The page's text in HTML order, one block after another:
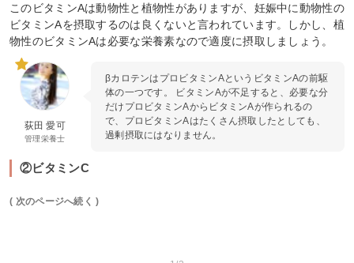
このビタミンAは動物性と植物性がありますが、妊娠中に動物性の
ビタミンAを摂取するのは良くないと言われています。しかし、植
物性のビタミンAは必要な栄養素なので適度に摂取しましょう。
荻田 愛可
管理栄養士
βカロテンはプロビタミンAというビタミンAの前駆
体の一つです。 ビタミンAが不足すると、必要な分
だけプロビタミンAからビタミンAが作られるの
で、プロビタミンAはたくさん摂取したとしても、
過剰摂取にはなりません。
②ビタミンC
( 次のページへ続く )